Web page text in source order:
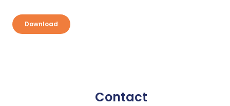
Download
Contact